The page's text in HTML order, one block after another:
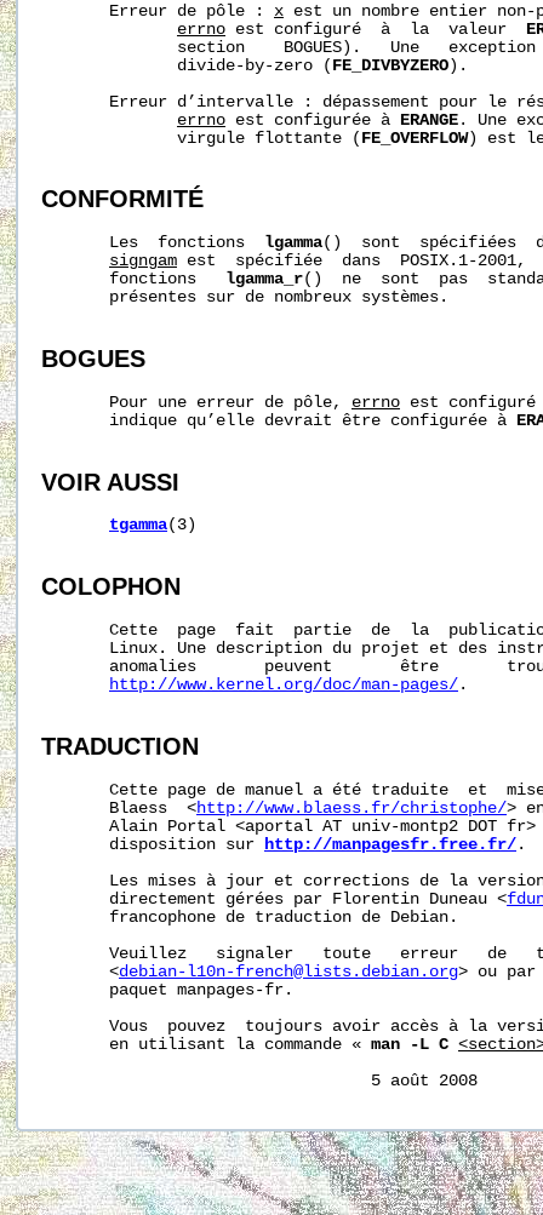
       Erreur de pôle :
x est un nombre entier
errno est configuré  à  la  valeur
section    BOGUES).   Une
              divide-by-zero (
FE_DIVBYZERO).
Erreur d’intervalle : dépassement pour le
errno est configurée à ERANGE . Une
              virgule flottante (
FE_OVERFLOW) est
CONFORMITÉ
       Les  fonctions
lgamma()  sont  spécifiées
signgam est  spécifiée  dans  POSIX.1-2001,
       fonctions
lgamma_r()  ne  sont  pas
       présentes sur de nombreux systèmes.
BOGUES
       Pour une erreur de pôle,
errno est
       indique qu’elle devrait être configurée à
VOIR AUSSI
tgamma(3)
COLOPHON
Cette  page  fait  partie  de  la
Linux. Une description du projet et des
anomalies       peuvent       être
http://www.kernel.org/doc/man-pages/ .
TRADUCTION
Cette page de manuel a été traduite  et
       Blaess  <
http://www.blaess.fr/christophe/>
Alain Portal <aportal AT univ-montp2 DOT
       disposition sur
http://manpagesfr.free.fr/ .
Les mises à jour et corrections de la
       directement gérées par Florentin Duneau <
       francophone de traduction de Debian.
Veuillez   signaler   toute   erreur   de
       <
debian-l10n-french@lists.debian.org> ou par
       paquet manpages-fr.
Vous  pouvez  toujours avoir accès à la
       en utilisant la commande «
man -L C